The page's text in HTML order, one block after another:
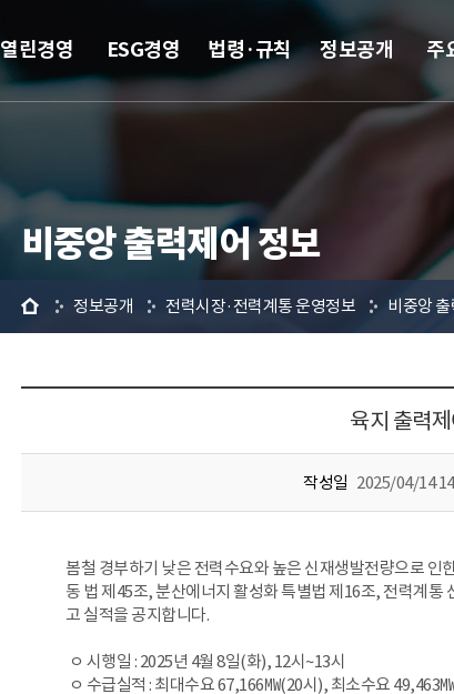
열린경영 ESG경영 법령·규칙 정보공개 주
비중앙 출력제어 정보
홈 정보공개 전력시장·전력계통 운영정보 비중앙
육지 출력
작성일 2025/04/14
봄철 경부하기 낮은 전력수요와 높은 신재생발전량으로
동 법 제45조, 분산에너지 활성화 특별법 제16조, 전력계
고 실적을 공지합니다.
ㅇ 시행일 : 2025년 4월 8일(화), 12시~13시
ㅇ 수급실적 : 최대수요 67,166㎿(20시), 최소수요 49,463